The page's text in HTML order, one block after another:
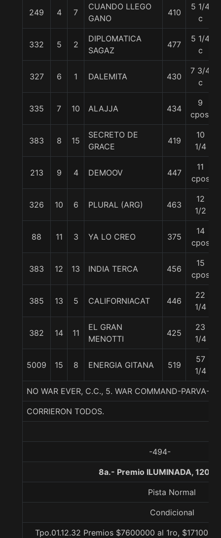
249 4 7
CUANDO LLEGO
GANO
410
5 1/4
c
332 5 2
DIPLOMATICA
SAGAZ
477
5 1/4
c
327 6 1 DALEMITA 430
7 3/4
c
335 7 10 ALAJJA 434
9
cpos.
383 8 15
SECRETO DE
GRACE
419
10
1/4
213 9 4 DEMOOV 447
11
cpos
326 10 6 PLURAL (ARG) 463
12
1/2
88 11 3 YA LO CREO 375
14
cpos
383 12 13 INDIA TERCA 456
15
cpos
385 13 5 CALIFORNIACAT 446
22
1/4
382 14 11
EL GRAN
MENOTTI
425
23
1/4
5009 15 8 ENERGIA GITANA 519
57
1/4
NO WAR EVER, C.C., 5. WAR COMMAND-PARVA-
CORRIERON TODOS.
-494-
8a.- Premio ILUMINADA, 1200
Pista Normal
Condicional
Tpo.01.12.32 Premios $7600000 al 1ro,